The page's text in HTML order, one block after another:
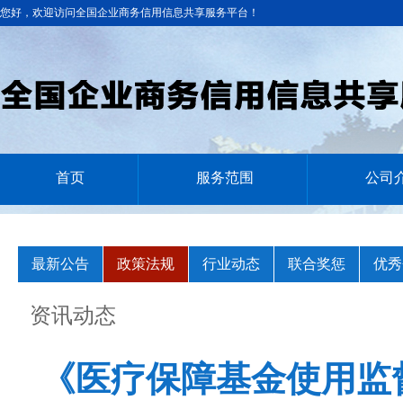
您好，欢迎访问全国企业商务信用信息共享服务平台！
首页 服务范围 公司
最新公告 政策法规 行业动态 联合奖惩 优
资讯动态
《医疗保障基金使用